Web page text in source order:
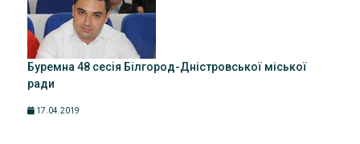
Буремна 48 сесія Білгород-Дністровської міської
ради
17.04.2019